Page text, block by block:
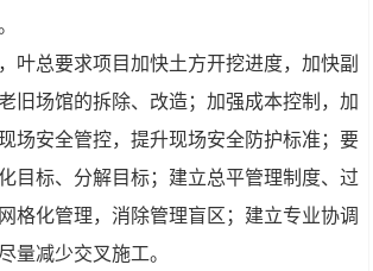
叶总要求项目加快土方开挖进度，加快副
旧场馆的拆除、改造；加强成本控制，加
场安全管控，提升现场安全防护标准；要
目标、分解目标；建立总平管理制度、过
格化管理，消除管理盲区；建立专业协调
量减少交叉施工。